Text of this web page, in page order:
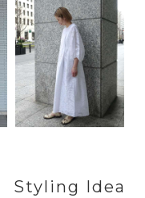
Styling Idea